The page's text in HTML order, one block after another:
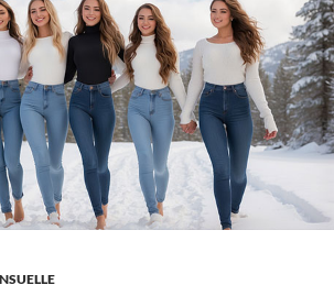
pieds
nus
pour
certains